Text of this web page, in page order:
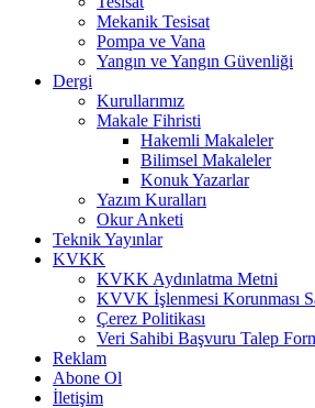
Mekanik Tesisat
Pompa ve Vana
Yangın ve Yangın Güvenliği
Dergi
Kurullarımız
Makale Fihristi
Hakemli Makaleler
Bilimsel Makaleler
Konuk Yazarlar
Yazım Kuralları
Okur Anketi
Teknik Yayınlar
KVKK
KVKK Aydınlatma Metni
KVVK İşlenmesi Korunması
Çerez Politikası
Veri Sahibi Başvuru Talep
Reklam
Abone Ol
İletişim